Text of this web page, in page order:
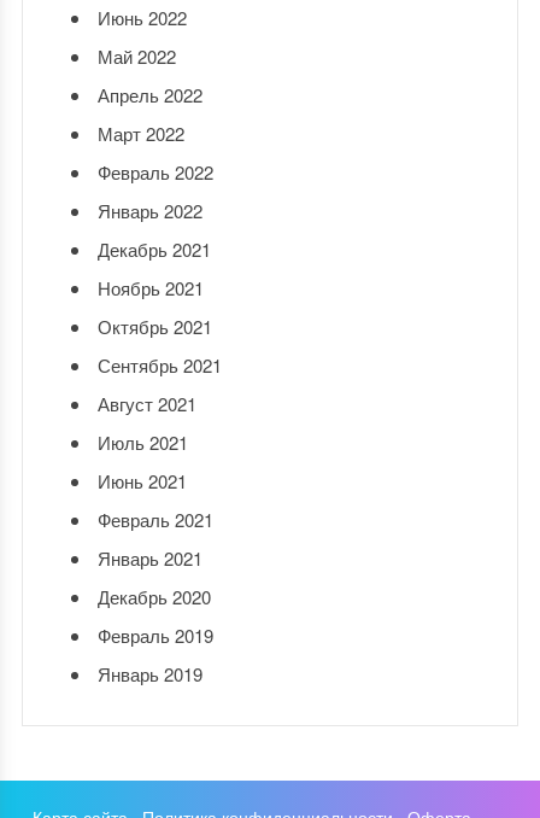
Июнь 2022
Май 2022
Апрель 2022
Март 2022
Февраль 2022
Январь 2022
Декабрь 2021
Ноябрь 2021
Октябрь 2021
Сентябрь 2021
Август 2021
Июль 2021
Июнь 2021
Февраль 2021
Январь 2021
Декабрь 2020
Февраль 2019
Январь 2019